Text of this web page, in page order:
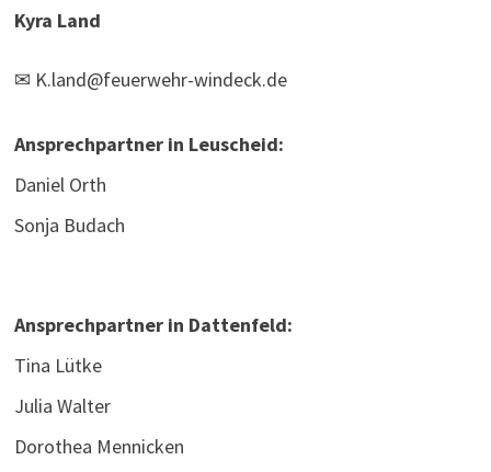
Kyra Land
✉ K.land@feuerwehr-windeck.de
Ansprechpartner in Leuscheid:
Daniel Orth
Sonja Budach
Ansprechpartner in Dattenfeld:
Tina Lütke
Julia Walter
Dorothea Mennicken